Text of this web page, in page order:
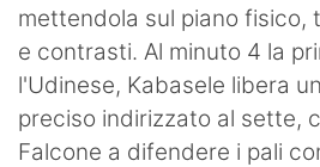
mettendola sul piano fisico,
e contrasti. Al minuto 4 la
l'Udinese, Kabasele libera
preciso indirizzato al sette,
Falcone a difendere i pali